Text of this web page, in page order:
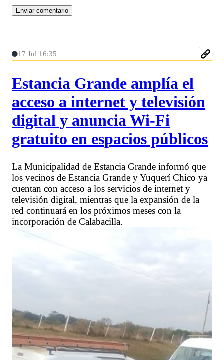
17 Jul 16:35
Estancia Grande amplía el
acceso a internet y televisión
digital y anuncia Wi-Fi
gratuito en espacios públicos
La Municipalidad de Estancia Grande informó que
los vecinos de Estancia Grande y Yuquerí Chico ya
cuentan con acceso a los servicios de internet y
televisión digital, mientras que la expansión de la
red continuará en los próximos meses con la
incorporación de Calabacilla.